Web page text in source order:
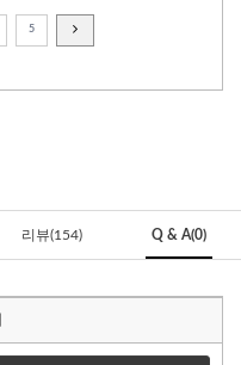
5
리뷰(154) Q & A(0)